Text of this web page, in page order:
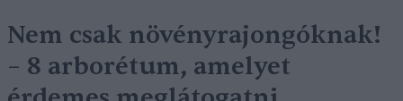
Nem csak növényrajongóknak!
– 8 arborétum, amelyet